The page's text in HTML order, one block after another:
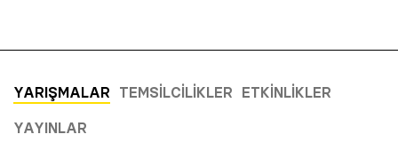
YARIŞMALAR TEMSILCILIKLER ETKINLIKLER
YAYINLAR